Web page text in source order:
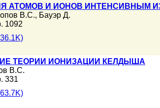
АТОМОВ И ИОНОВ ИНТЕНСИВНЫМ
В.С., Бауэр Д.
1092
ТЕОРИИ ИОНИЗАЦИИ КЕЛДЫША
В.С.
331